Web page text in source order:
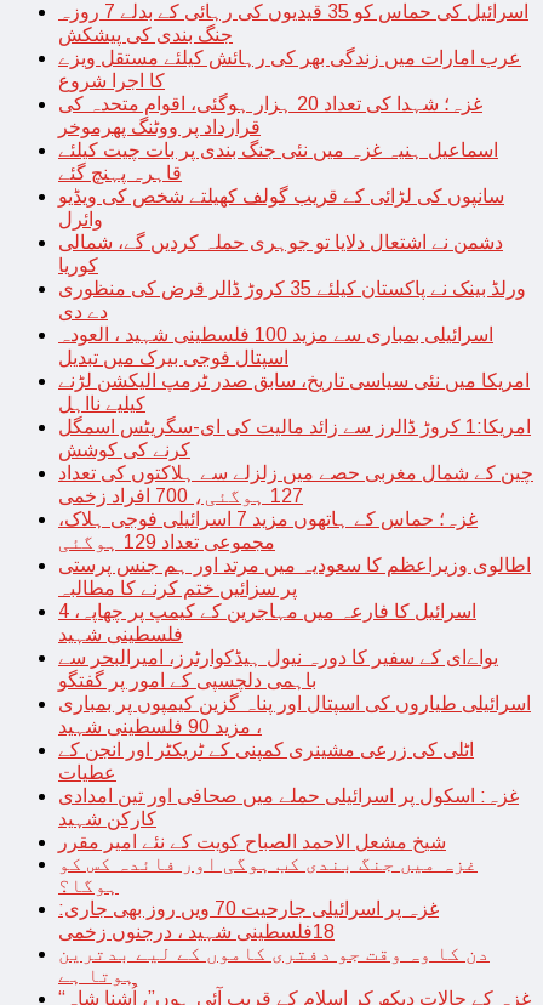
اسرائیل کی حماس کو 35 قیدیوں کی رہائی کے بدلے 7 روزہ
جنگ بندی کی پیشکش
عرب امارات میں زندگی بھر کی رہائش کیلئے مستقل ویزے
کا اجرا شروع
غزہ؛ شہدا کی تعداد 20 ہزار ہوگئی، اقوام متحدہ کی
قرارداد پر ووٹنگ پھرموخر
اسماعیل ہنیہ غزہ میں نئی جنگ بندی پر بات چیت کیلئے
قاہرہ پہنچ گئے
سانپوں کی لڑائی کے قریب گولف کھیلتے شخص کی ویڈیو
وائرل
دشمن نے اشتعال دلایا تو جوہری حملہ کردیں گے، شمالی
کوریا
ورلڈ بینک نے پاکستان کیلئے 35 کروڑ ڈالر قرض کی منظوری
دے دی
اسرائیلی بمباری سے مزید 100 فلسطینی شہید ، العودہ
اسپتال فوجی بیرک میں تبدیل
امریکا میں نئی سیاسی تاریخ، سابق صدر ٹرمپ الیکشن لڑنے
کیلیے نااہل
امریکا:1 کروڑ ڈالرز سے زائد مالیت کی ای-سگریٹس اسمگل
کرنے کی کوشش
چین کے شمال مغربی حصے میں زلزلے سے ہلاکتوں کی تعداد
127 ہوگئی، 700 افراد زخمی
غزہ؛ حماس کے ہاتھوں مزید 7 اسرائیلی فوجی ہلاک،
مجموعی تعداد 129 ہوگئی
اطالوی وزیراعظم کا سعودیہ میں مرتد اور ہم جنس پرستی
پر سزائیں ختم کرنے کا مطالبہ
اسرائیل کا فارعہ میں مہاجرین کے کیمپ پر چھاپہ، 4
فلسطینی شہید
یواےای کے سفیر کا دورہ نیول ہیڈکوارٹرز، امیرالبحر سے
باہمی دلچسپی کے امور پر گفتگو
اسرائیلی طیاروں کی اسپتال اور پناہ گزین کیمپوں پر بمباری
، مزید 90 فلسطینی شہید
اٹلی کی زرعی مشینری کمپنی کے ٹریکٹر اور انجن کے
عطیات
غزہ: اسکول پر اسرائیلی حملے میں صحافی اور تین امدادی
کارکن شہید
شیخ مشعل الاحمد الصباح کویت کے نئے امیر مقرر
غزہ میں جنگ بندی کب ہوگی اور فائدہ کس کو
ہوگا؟
غزہ پر اسرائیلی جارحیت 70 ویں روز بھی جاری:
18فلسطینی شہید ، درجنوں زخمی
دن کا وہ وقت جو دفتری کاموں کے لیے بدترین
ہوتا ہے
“غزہ کے حالات دیکھ کر اسلام کے قریب آئی ہوں”، اُشنا شاہ